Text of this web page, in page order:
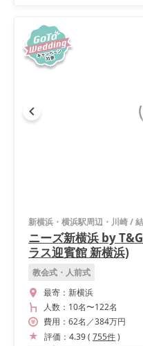
新横浜・横浜駅周辺・川崎/
ニーズ新横浜 by
ラス迎賓館 新横浜)
教会式・人前式
最寄： 新横浜
人数： 10名〜122名
費用： 62名 ／384万円
評価： 4.39( 755件)